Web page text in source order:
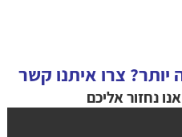
יותר? צרו איתנו קשר
נחזור אליכם